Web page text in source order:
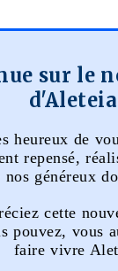
sur le
heureux de
repensé,
nos généreux
cette
pouvez, vous
faire vivre